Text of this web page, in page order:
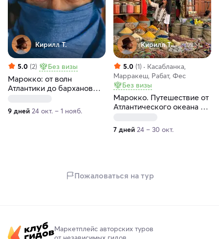
Кирилл T.
5.0 (2) Без визы
Марокко: от волн
Атлантики до барханов
9 дней 24 окт. – 1 нояб.
Кирилл T.
5.0 (1)
Касабланка,
Марракеш, Рабат, Фес
Без визы
Марокко. Путешествие от
Атлантического океана до
7 дней 24 – 30 окт.
Пожаловаться на тур
Маркетплейс авторских туров